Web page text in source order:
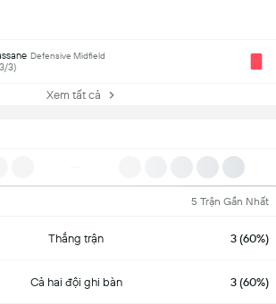
Defensive Midfield
3)
Xem tất cả
5 Trận Gần Nhất
Thắng trận 3 (60%)
Cả hai đội ghi bàn 3 (60%)